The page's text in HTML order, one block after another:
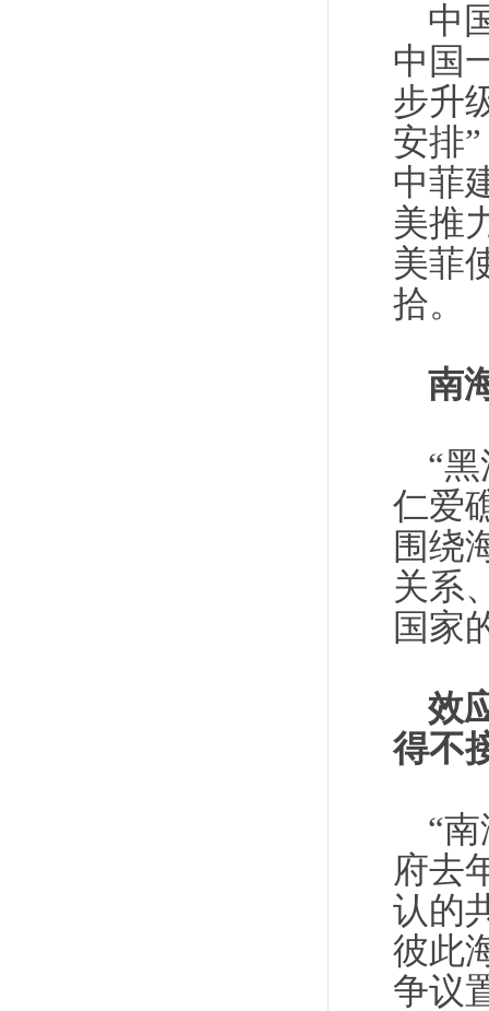
中
中国
步升
安排
中菲
美推
美菲
拾。
南
“
仁爱
围绕
关系
国家
效
得不
“
府去
认的
彼此
争议